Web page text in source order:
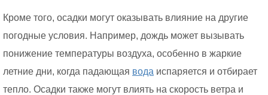
Кроме того, осадки могут оказывать влияние на другие
погодные условия. Например, дождь может вызывать
понижение температуры воздуха, особенно в жаркие
летние дни, когда падающая вода испаряется и отбирает
тепло. Осадки также могут влиять на скорость ветра и